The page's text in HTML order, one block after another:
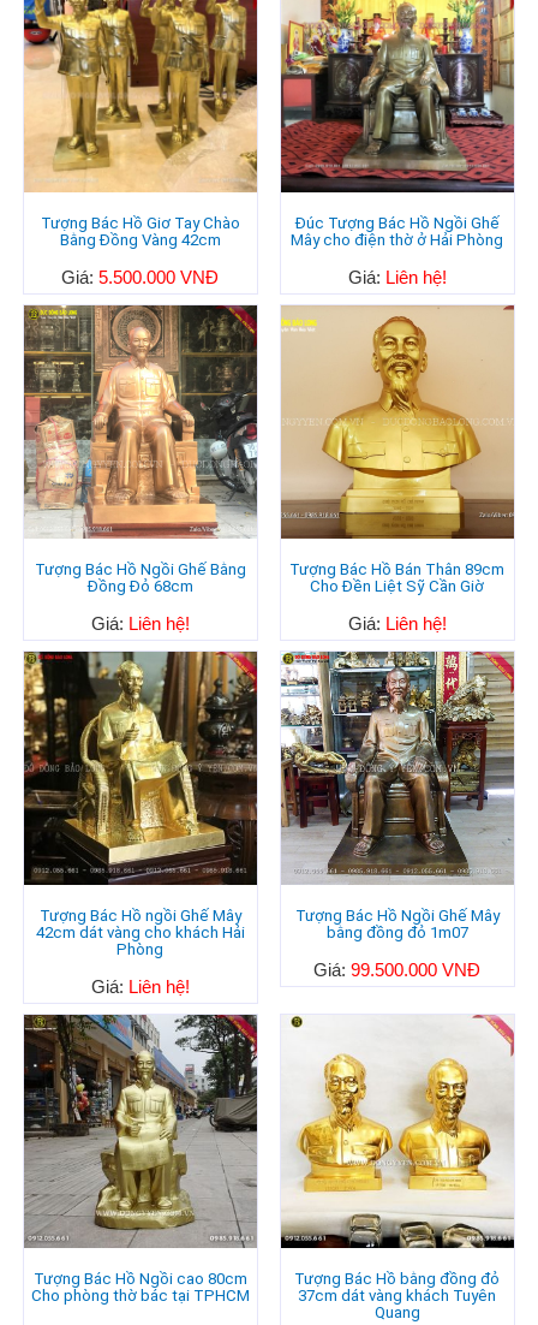
Tượng Bác Hồ Giơ Tay Chào
Bằng Đồng Vàng 42cm
Giá:5.500.000 VNĐ
Đúc Tượng Bác Hồ Ngồi Ghế
Mây cho điện thờ ở Hải Phòng
Giá: Liên hệ!
Tượng Bác Hồ Ngồi Ghế Bằng
Đồng Đỏ 68cm
Giá: Liên hệ!
Tượng Bác Hồ Bán Thân 89cm
Cho Đền Liệt Sỹ Cần Giờ
Giá: Liên hệ!
Tượng Bác Hồ ngồi Ghế Mây
42cm dát vàng cho khách Hải
Phòng
Giá: Liên hệ!
Tượng Bác Hồ Ngồi Ghế Mây
bằng đồng đỏ 1m07
Giá:99.500.000 VNĐ
Tượng Bác Hồ Ngồi cao 80cm
Cho phòng thờ bác tại TPHCM
Tượng Bác Hồ bằng đồng đỏ
37cm dát vàng khách Tuyên
Quang